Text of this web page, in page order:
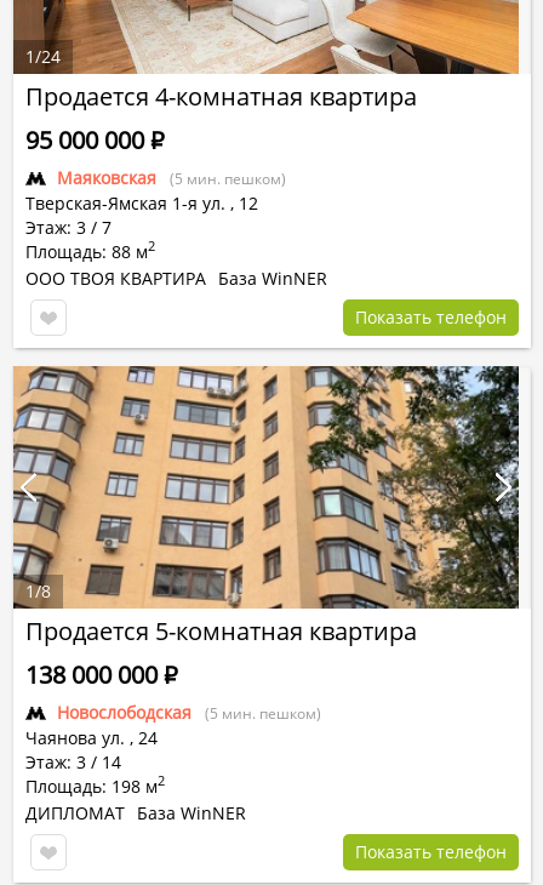
Продается 4-комнатная квартира
Маяковская (5 мин. пешком)
Тверская-Ямская 1-я ул. , 12
Этаж: 3 / 7
Площадь: 88 м2
95 000 000Р
ООО ТВОЯ КВАРТИРА База WinNER
Показать телефон
1/24
Продается 5-комнатная квартира
Новослободская (5 мин. пешком)
Чаянова ул. , 24
Этаж: 3 / 14
Площадь: 198 м2
138 000 000Р
ДИПЛОМАТ База WinNER
Показать телефон
1/8